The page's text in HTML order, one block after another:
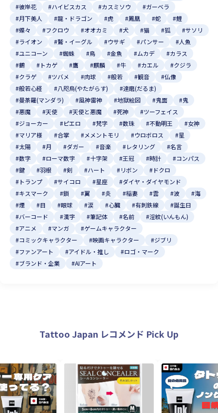
#彼岸花
#ハイビスカス #カスミソウ
#ガーベラ
#月下美人
#龍・ドラゴン #虎 #鳳凰 #蛇
#鯉
#蝶々
#フクロウ #オオカミ #犬 #猫 #狐
#サソリ
#ライオン
#鷲・イーグル #ウサギ #パンサー
#人魚
#ユニコーン
#蜘蛛 #鳥 #金魚 #ムカデ
#カラス
#鶴
#トカゲ #鷹 #麒麟 #牛 #カエル
#クジラ
#クラゲ
#ツバメ #肉球 #般若 #観音
#仏像
#般若心経
#八咫烏(やたがらす)
#達磨(だるま)
#曼荼羅(マンダラ)
#風神雷神 #地獄絵図 #鬼面
#鬼
#悪魔
#天使 #天使と悪魔 #死神
#ツーフェイス
#ジョーカー
#ピエロ #梵字 #数珠 #不動明王
#女神
#マリア様
#合掌 #メメントモリ #ウロボロス
#星
#太陽
#月 #ダガー #音楽 #レタリング
#名言
#数字
#ローマ数字 #十字架 #王冠 #時計
#コンパス
#鍵
#羽根 #剣 #ハート #リボン
#ドクロ
#トランプ
#サイコロ #星座
#ダイヤ・ダイヤモンド
#キスマーク
#鎖 #翼 #炎 #稲妻 #雲 #波
#海
#煙
#目 #眼球 #涙 #心臓 #有刺鉄線
#誕生日
#バーコード
#漢字 #筆記体 #名前
#淫紋(いんもん)
#アニメ
#マンガ
#ゲームキャラクター
#コミックキャラクター
#映画キャラクター
#ジブリ
#ファンアート
#アイドル・推し
#ロゴ・マーク
#ブランド・企業
#AIアート
Tattoo Japan レコメンド Pick Up